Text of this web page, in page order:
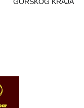
GORSKOG KRAJA